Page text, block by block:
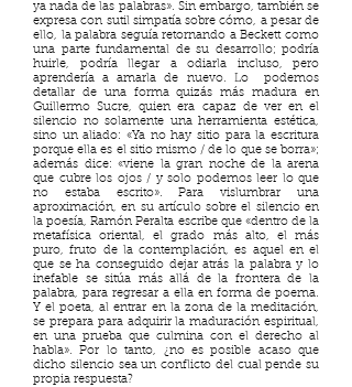
ya nada de las palabras». Sin embargo, también se
expresa con sutil simpatía sobre cómo, a pesar de
ello, la palabra seguía retornando a Beckett como
una parte fundamental de su desarrollo; podría
huirle, podría llegar a odiarla incluso, pero
aprendería a amarla de nuevo. Lo podemos
detallar de una forma quizás más madura en
Guillermo Sucre, quien era capaz de ver en el
silencio no solamente una herramienta estética,
sino un aliado: «Ya no hay sitio para la escritura
porque ella es el sitio mismo / de lo que se borra»;
además dice: «viene la gran noche de la arena
que cubre los ojos / y solo podemos leer lo que
no estaba escrito». Para vislumbrar una
aproximación, en su artículo sobre el silencio en
la poesía, Ramón Peralta escribe que «dentro de la
metafísica oriental, el grado más alto, el más
puro, fruto de la contemplación, es aquel en el
que se ha conseguido dejar atrás la palabra y lo
inefable se sitúa más allá de la frontera de la
palabra, para regresar a ella en forma de poema.
Y el poeta, al entrar en la zona de la meditación,
se prepara para adquirir la maduración espiritual,
en una prueba que culmina con el derecho al
habla». Por lo tanto, ¿no es posible acaso que
dicho silencio sea un conflicto del cual pende su
propia respuesta?